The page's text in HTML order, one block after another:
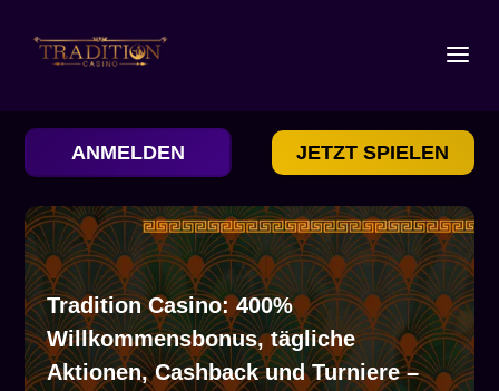
ANMELDEN JETZT SPIELEN
Tradition Casino: 400%
Willkommensbonus, tägliche
Aktionen, Cashback und Turniere –